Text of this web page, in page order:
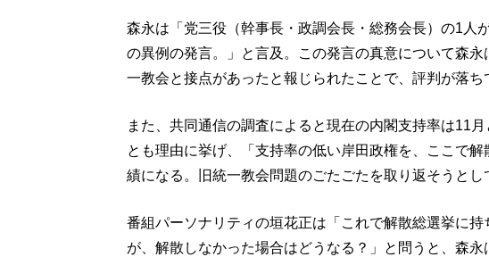
森永は「党三役（幹事長・政調会長・総務会長）の1人
の異例の発言。」と言及。この発言の真意について森
一教会と接点があったと報じられたことで、評判が落ち
また、共同通信の調査によると現在の内閣支持率は11
とも理由に挙げ、「支持率の低い岸田政権を、ここで
績になる。旧統一教会問題のごたごたを取り返そうとし
番組パーソナリティの垣花正は「これで解散総選挙に
が、解散しなかった場合はどうなる？」と問うと、森